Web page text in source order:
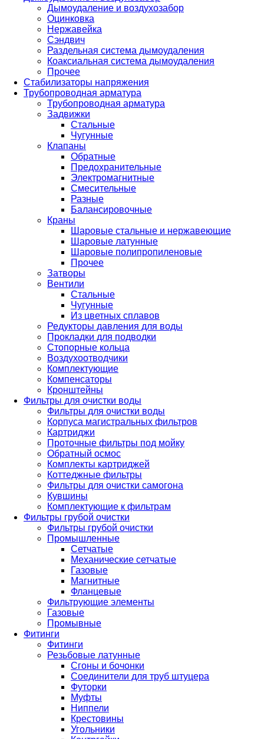
Дымоудаление и воздухозабор
Оцинковка
Нержавейка
Сэндвич
Раздельная система дымоудаления
Коаксиальная система дымоудаления
Прочее
Стабилизаторы напряжения
Трубопроводная арматура
Трубопроводная арматура
Задвижки
Стальные
Чугунные
Клапаны
Обратные
Предохранительные
Электромагнитные
Смесительные
Разные
Балансировочные
Краны
Шаровые стальные и нержавеющие
Шаровые латунные
Шаровые полипропиленовые
Прочее
Затворы
Вентили
Стальные
Чугунные
Из цветных сплавов
Редукторы давления для воды
Прокладки для подводки
Стопорные кольца
Воздухоотводчики
Комплектующие
Компенсаторы
Кронштейны
Фильтры для очистки воды
Фильтры для очистки воды
Корпуса магистральных фильтров
Картриджи
Проточные фильтры под мойку
Обратный осмос
Комплекты картриджей
Коттеджные фильтры
Фильтры для очистки самогона
Кувшины
Комплектующие к фильтрам
Фильтры грубой очистки
Фильтры грубой очистки
Промышленные
Сетчатые
Механические сетчатые
Газовые
Магнитные
Фланцевые
Фильтрующие элементы
Газовые
Промывные
Фитинги
Фитинги
Резьбовые латунные
Сгоны и бочонки
Соединители для труб штуцера
Футорки
Муфты
Ниппели
Крестовины
Угольники